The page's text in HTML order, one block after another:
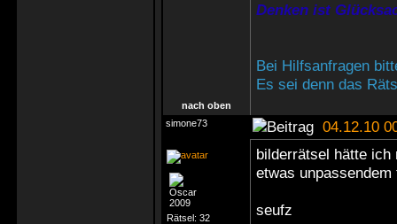
Denken ist
Bei Hilfsanfragen
Es sei denn das
nach oben
simone73
04.12.10
Rätsel: 32
bilderrätsel hätte ich
etwas unpassendem
seufz